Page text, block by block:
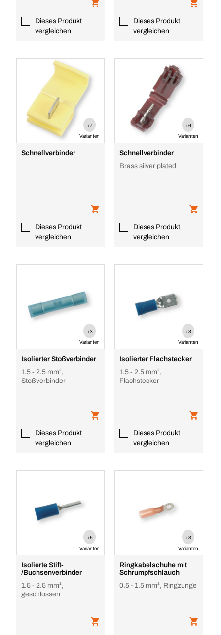
Dieses Produkt
vergleichen
Dieses Produkt
vergleichen
+7
Varianten
Schnellverbinder
Dieses Produkt
vergleichen
+6
Varianten
Schnellverbinder
Brass silver plated
Dieses Produkt
vergleichen
+3
Varianten
Isolierter Stoßverbinder
1.5 - 2.5 mm²,
Stoßverbinder
Dieses Produkt
vergleichen
+3
Varianten
Isolierter Flachstecker
1.5 - 2.5 mm²,
Flachstecker
Dieses Produkt
vergleichen
+5
Varianten
Isolierte Stift-
/Buchsenverbinder
1.5 - 2.5 mm²,
geschlossen
+3
Varianten
Ringkabelschuhe mit
Schrumpfschlauch
0.5 - 1.5 mm², Ringzunge